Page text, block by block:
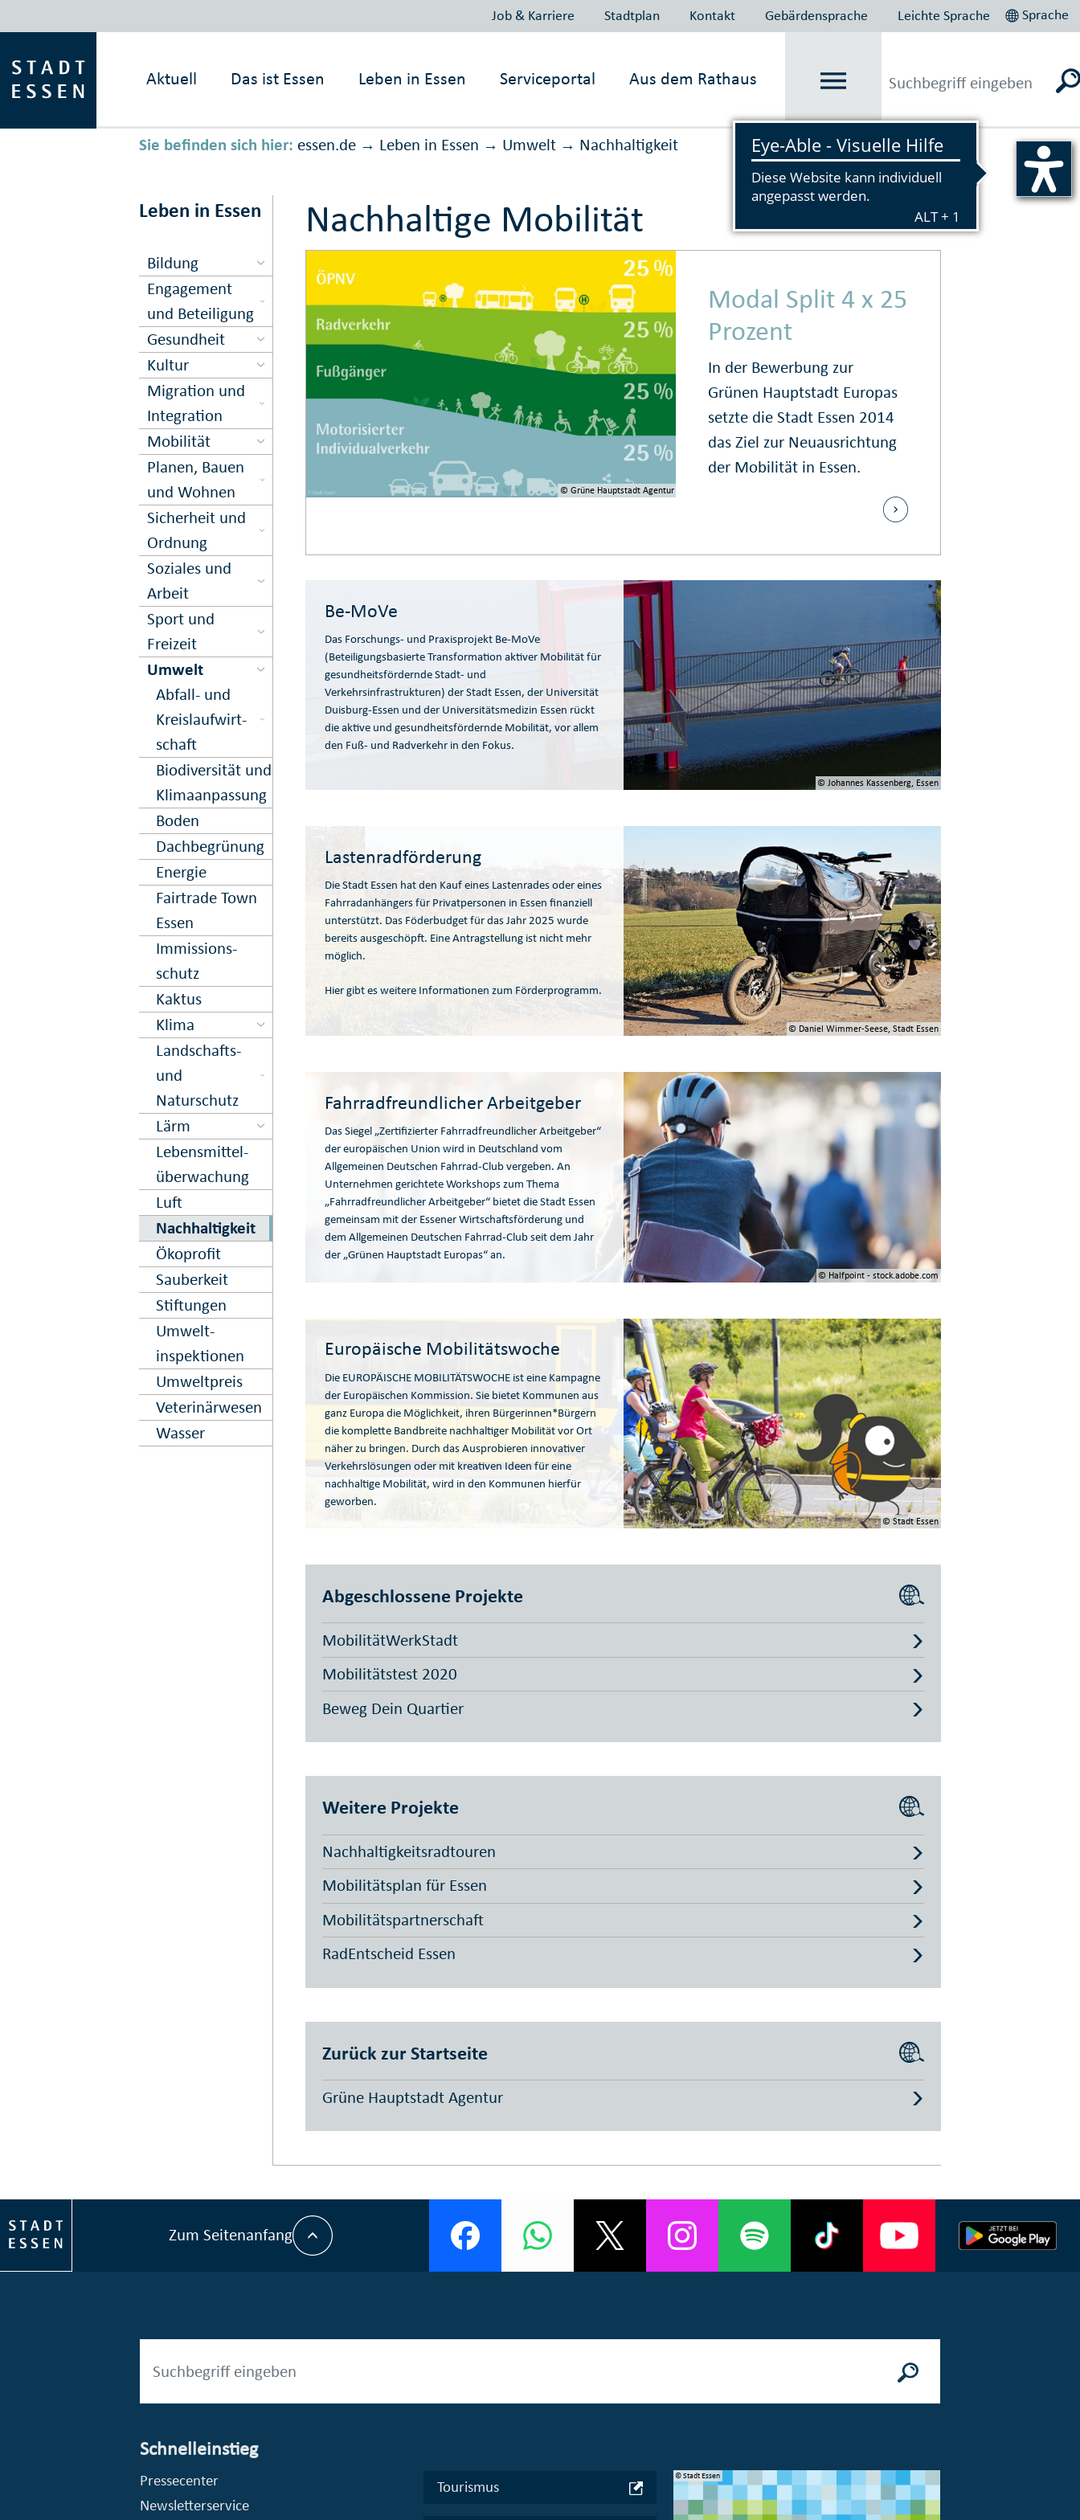
Job & Karriere Stadtplan Kontakt Gebärdensprache Leichte Sprache Sprache
Aktuell Das ist Essen Leben in Essen Serviceportal Aus dem Rathaus
Sie befinden sich hier: essen.de → Leben in Essen → Umwelt → Nachhaltig­keit Vorlesen
Leben in Essen
Bildung
Engagement
und Beteiligung
Gesundheit
Kultur
Migration und
Inte­gration
Mobilität
Planen, Bauen
und Wohnen
Sicher­heit und
Ord­nung
Soziales und
Arbeit
Sport und
Freizeit
Umwelt
Abfall- und
Kreis­lauf­wirt­
schaft
Biodiversität und
Klima­anpassung
Boden
Dach­begrün­ung
Energie
Fairtrade Town
Essen
Immissions­
schutz
Kaktus
Klima
Landschafts-
und
Naturschutz
Lärm
Lebens­mittel­
über­wachung
Luft
Nachhaltig­keit
Ökoprofit
Sauberkeit
Stiftungen
Umwelt­
inspektionen
Umweltpreis
Veterinär­wesen
Wasser
Nachhaltige Mobilität
© Grüne Hauptstadt Agentur
Modal Split 4 x 25
Prozent
In der Bewerbung zur
Grünen Hauptstadt Europas
setzte die Stadt Essen 2014
das Ziel zur Neuausrichtung
der Mobilität in Essen.
© Johannes Kassenberg, Essen
Be-MoVe
Das Forschungs- und Praxisprojekt Be-MoVe
(Beteiligungsbasierte Transformation aktiver Mobilität für
gesundheitsfördernde Stadt- und
Verkehrsinfrastrukturen) der Stadt Essen, der Universität
Duisburg-Essen und der Universitätsmedizin Essen rückt
die aktive und gesundheitsfördernde Mobilität, vor allem
den Fuß- und Radverkehr in den Fokus.
© Daniel Wimmer-Seese, Stadt Essen
Lastenradförderung
Die Stadt Essen hat den Kauf eines Lastenrades oder eines
Fahrradanhängers für Privatpersonen in Essen finanziell
unterstützt. Das Föderbudget für das Jahr 2025 wurde
bereits ausgeschöpft. Eine Antragstellung ist nicht mehr
möglich.
Hier gibt es weitere Informationen zum Förderprogramm.
© Halfpoint - stock.adobe.com
Fahrradfreundlicher Arbeitgeber
Das Siegel „Zertifizierter Fahrradfreundlicher Arbeitgeber“
der europäischen Union wird in Deutschland vom
Allgemeinen Deutschen Fahrrad-Club vergeben. An
Unternehmen gerichtete Workshops zum Thema
„Fahrradfreundlicher Arbeitgeber“ bietet die Stadt Essen
gemeinsam mit der Essener Wirtschaftsförderung und
dem Allgemeinen Deutschen Fahrrad-Club seit dem Jahr
der „Grünen Hauptstadt Europas“ an.
© Stadt Essen
Europäische Mobilitätswoche
Die EUROPÄISCHE MOBILITÄTSWOCHE ist eine Kampagne
der Europäischen Kommission. Sie bietet Kommunen aus
ganz Europa die Möglichkeit, ihren Bürgerinnen*Bürgern
die komplette Bandbreite nachhaltiger Mobilität vor Ort
näher zu bringen. Durch das Ausprobieren innovativer
Verkehrslösungen oder mit kreativen Ideen für eine
nachhaltige Mobilität, wird in den Kommunen hierfür
geworben.
Abgeschlossene Projekte
MobilitätWerkStadt
Mobilitätstest 2020
Beweg Dein Quartier
Weitere Projekte
Nachhaltigkeitsradtouren
Mobilitätsplan für Essen
Mobilitätspartnerschaft
RadEntscheid Essen
Zurück zur Startseite
Grüne Hauptstadt Agentur
Zum Seitenanfang
Schnelleinstieg
Pressecenter
Newsletterservice
Tourismus
© Stadt Essen, Presse- und Kommunikationsamt © Stadt Essen